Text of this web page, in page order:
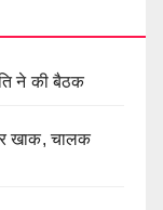
ने की बैठक
खाक, चालक